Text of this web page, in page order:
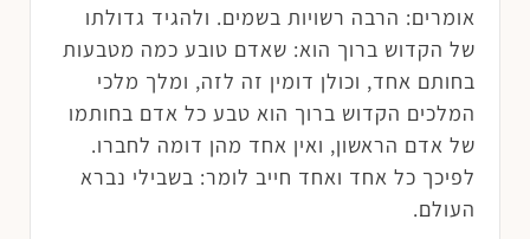
אומרים: הרבה רשויות בשמים. ולהגיד גדולתו
של הקדוש ברוך הוא: שאדם טובע כמה מטבעות
בחותם אחד, וכולן דומין זה לזה, ומלך מלכי
המלכים הקדוש ברוך הוא טבע כל אדם בחותמו
של אדם הראשון, ואין אחד מהן דומה לחברו.
לפיכך כל אחד ואחד חייב לומר: בשבילי נברא
העולם.